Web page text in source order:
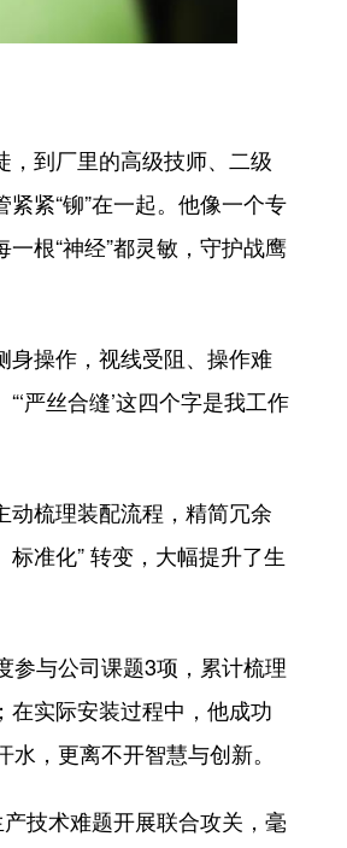
到厂里的高级技师、二级
紧“铆”在一起。他像一个专
一根“神经”都灵敏，守护战鹰
操作，视线受阻、操作难
严丝合缝’这四个字是我工作
梳理装配流程，精简冗余
准化” 转变，大幅提升了生
与公司课题3项，累计梳理
实际安装过程中，他成功
，更离不开智慧与创新。
技术难题开展联合攻关，毫